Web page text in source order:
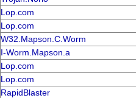
Lop.com
Lop.com
W32.Mapson.C.Worm
I-Worm.Mapson.a
Lop.com
Lop.com
RapidBlaster